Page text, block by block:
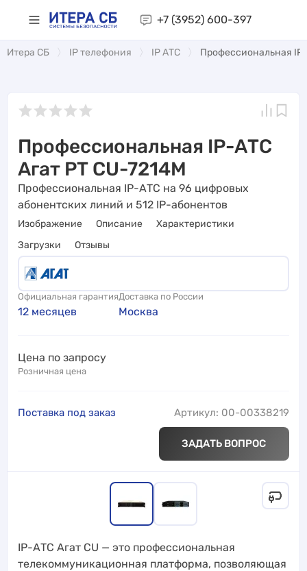
+7 (3952) 600-397
Итера СБ IP телефония IP АТС Профессиональная
Профессиональная IP-АТС
Агат РТ CU-7214M
Профессиональная IP-АТС на 96 цифровых
абонентских линий и 512 IP-абонентов
Изображение Описание
Характеристики
Загрузки
Отзывы
Официальная гарантия
12 месяцев
Доставка по России
Москва
Цена по запросу
Розничная цена
Поставка под заказ Артикул: 00-00338219
ЗАДАТЬ ВОПРОС
IP-АТС Агат CU — это профессиональная
телекоммуникационная платформа, позволяющая